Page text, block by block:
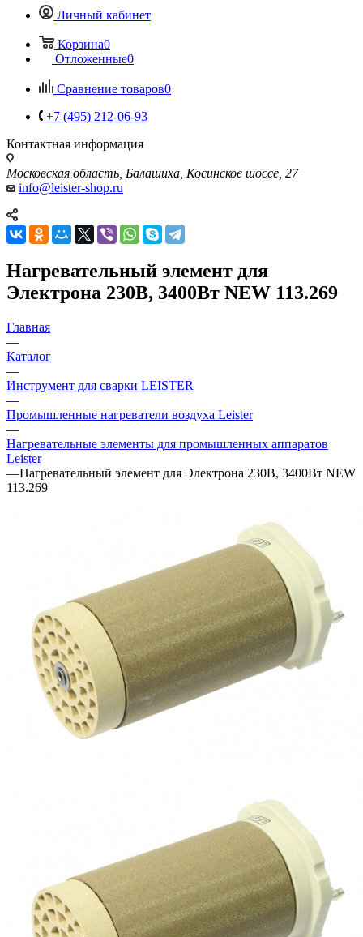
Личный кабинет
Корзина0
Отложенные0
Сравнение товаров0
+7 (495) 212-06-93
Контактная информация
Московская область, Балашиха, Косинское шоссе, 27
info@leister-shop.ru
Нагревательный элемент для
Электрона 230В, 3400Вт NEW 113.269
Главная
—
Каталог
—
Инструмент для сварки LEISTER
—
Промышленные нагреватели воздуха Leister
—
Нагревательные элементы для промышленных аппаратов
Leister
—Нагревательный элемент для Электрона 230В, 3400Вт NEW
113.269